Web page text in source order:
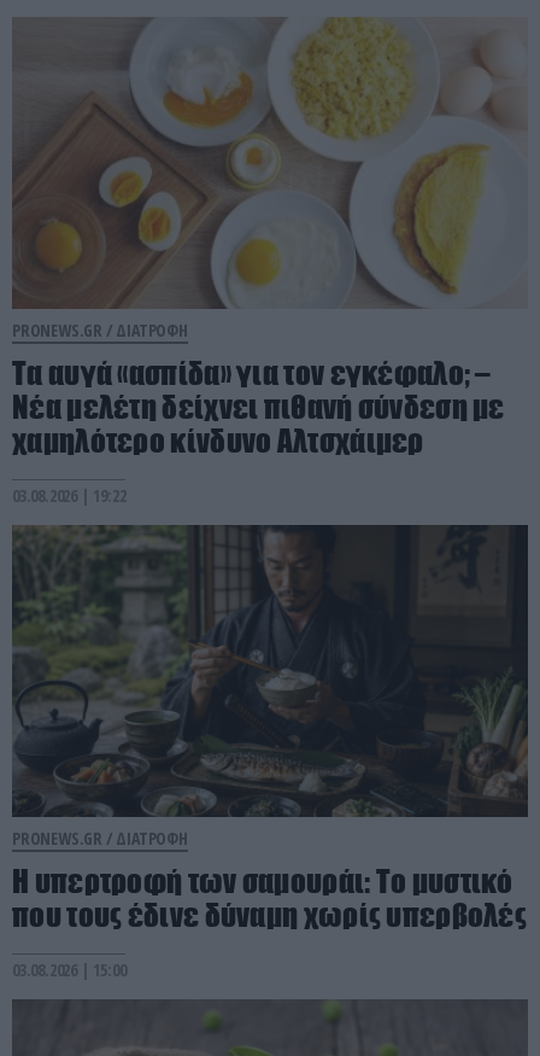
PRONEWS.GR / ΔΙΑΤΡΟΦΗ
Τα αυγά «ασπίδα» για τον εγκέφαλο; –
Νέα μελέτη δείχνει πιθανή σύνδεση με
χαμηλότερο κίνδυνο Αλτσχάιμερ
03.08.2026 | 19:22
PRONEWS.GR / ΔΙΑΤΡΟΦΗ
Η υπερτροφή των σαμουράι: Το μυστικό
που τους έδινε δύναμη χωρίς υπερβολές
03.08.2026 | 15:00